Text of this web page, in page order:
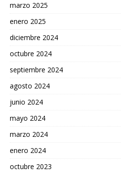
marzo 2025
enero 2025
diciembre 2024
octubre 2024
septiembre 2024
agosto 2024
junio 2024
mayo 2024
marzo 2024
enero 2024
octubre 2023